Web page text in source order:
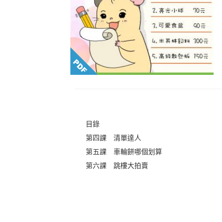
目錄
第四課 清單達人
第五課 車輪餅哪個划算
第六課 跳樓大拍賣